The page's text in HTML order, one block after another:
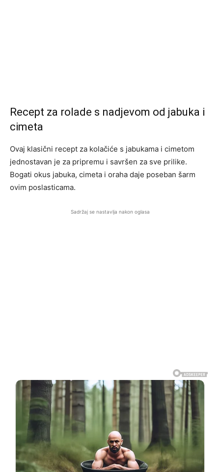
Recept za rolade s nadjevom od jabuka i
cimeta
Ovaj klasični recept za kolačiće s jabukama i cimetom
jednostavan je za pripremu i savršen za sve prilike.
Bogati okus jabuka, cimeta i oraha daje poseban šarm
ovim poslasticama.
Sadržaj se nastavlja nakon oglasa